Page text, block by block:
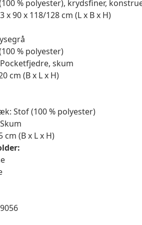
% polyester), krydsfiner,
x 90 x 118/128 cm (L x B x H)
% polyester)
skum
cm (B x L x H)
Stof (100 % polyester)
cm (B x L x H)